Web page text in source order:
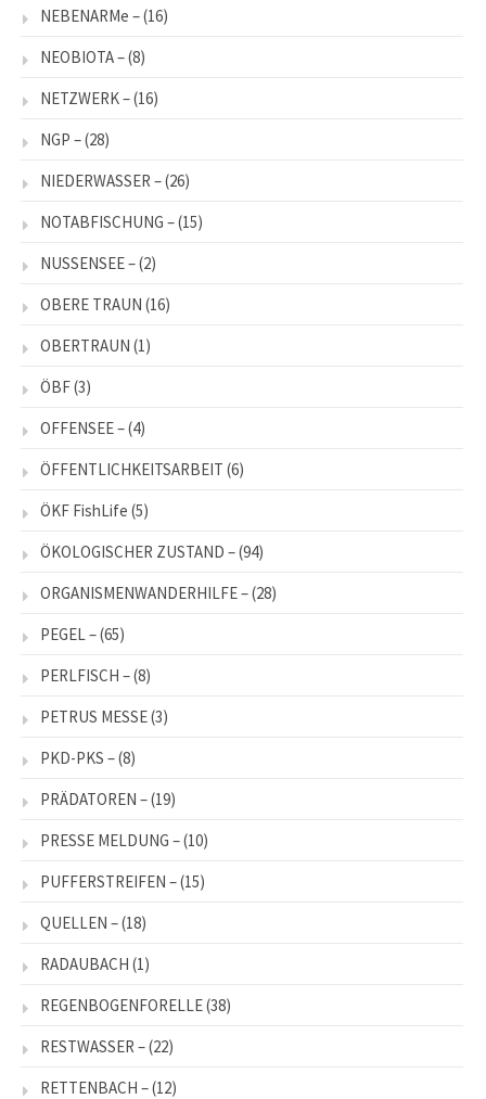
NEBENARMe –(16)
NEOBIOTA –(8)
NETZWERK –(16)
NGP –(28)
NIEDERWASSER –(26)
NOTABFISCHUNG –(15)
NUSSENSEE –(2)
OBERE TRAUN (16)
OBERTRAUN (1)
ÖBF(3)
OFFENSEE –(4)
ÖFFENTLICHKEITSARBEIT (6)
ÖKF FishLife (5)
ÖKOLOGISCHER ZUSTAND –(94)
ORGANISMENWANDERHILFE –(28)
PEGEL –(65)
PERLFISCH –(8)
PETRUS MESSE(3)
PKD-PKS –(8)
PRÄDATOREN –(19)
PRESSE MELDUNG –(10)
PUFFERSTREIFEN –(15)
QUELLEN –(18)
RADAUBACH (1)
REGENBOGENFORELLE(38)
RESTWASSER –(22)
RETTENBACH –(12)